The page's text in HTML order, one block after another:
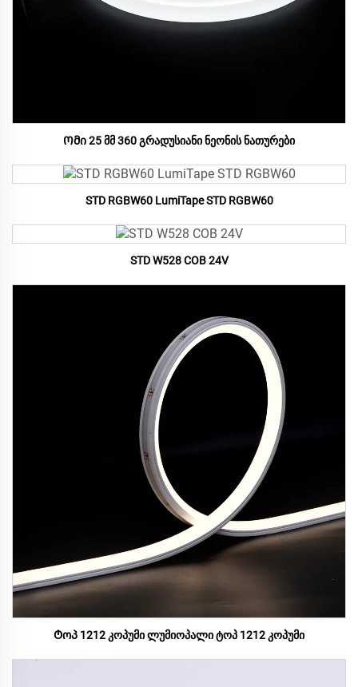
Ომი 25 მმ 360 გრადუსიანი ნეონის ნათურები
STD RGBW60 LumiTape STD RGBW60
STD W528 COB 24V
Ტოპ 1212 კოპუმი ლუმიოპალი ტოპ 1212 კოპუმი